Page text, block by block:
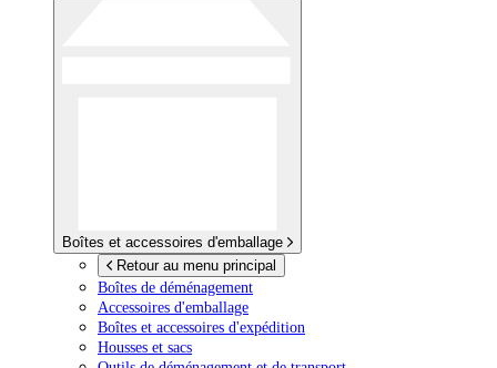
Boîtes et accessoires d'emballage
Retour au menu principal
Boîtes de déménagement
Accessoires d'emballage
Boîtes et accessoires d'expédition
Housses et sacs